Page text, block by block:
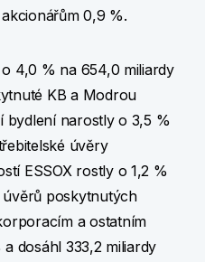
0,9 %.
4,0 % na 654,0 miliardy
KB a Modrou
bydlení narostly o 3,5 %
úvěry
ESSOX rostly o 1,2 %
úvěrů poskytnutých
a ostatním
dosáhl 333,2 miliardy